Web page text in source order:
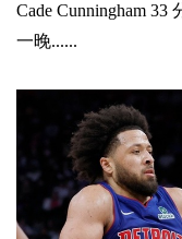
Cade Cunningham
一晚......